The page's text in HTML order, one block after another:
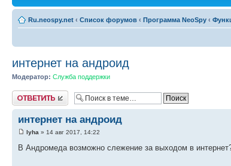
Ru.neospy.net ‹ Список форумов ‹ Программа NeoSpy ‹
интернет на андроид
Модератор: Служба поддержки
Ответить
интернет на андроид
lyha » 14 авг 2017, 14:22
В Андромеда возможно слежение за выходом в